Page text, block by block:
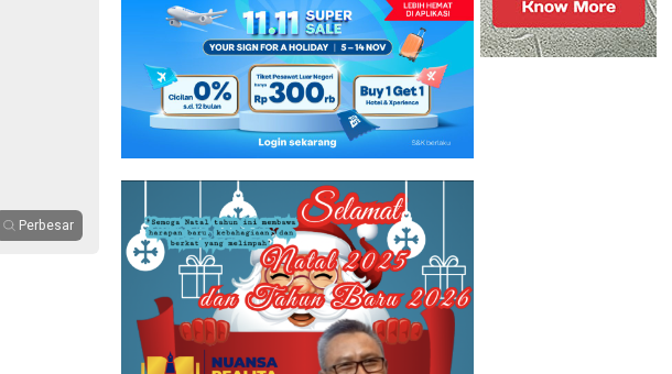
Perbesar